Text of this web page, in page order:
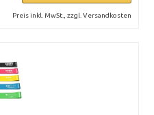
Preis inkl. MwSt., zzgl. Versandkosten